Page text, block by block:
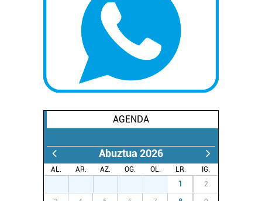
AGENDA
Abuztua 2026
AL. AR. AZ. OG. OL. LR.
IG.
1 2